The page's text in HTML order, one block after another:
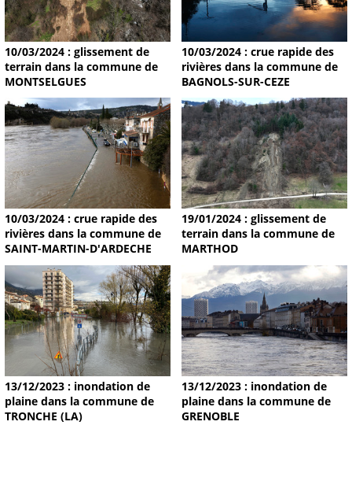
10/03/2024 : glissement de
terrain dans la commune de
MONTSELGUES
10/03/2024 : crue rapide des
rivières dans la commune de
BAGNOLS-SUR-CEZE
10/03/2024 : crue rapide des
rivières dans la commune de
SAINT-MARTIN-D'ARDECHE
19/01/2024 : glissement de
terrain dans la commune de
MARTHOD
13/12/2023 : inondation de
plaine dans la commune de
TRONCHE (LA)
13/12/2023 : inondation de
plaine dans la commune de
GRENOBLE